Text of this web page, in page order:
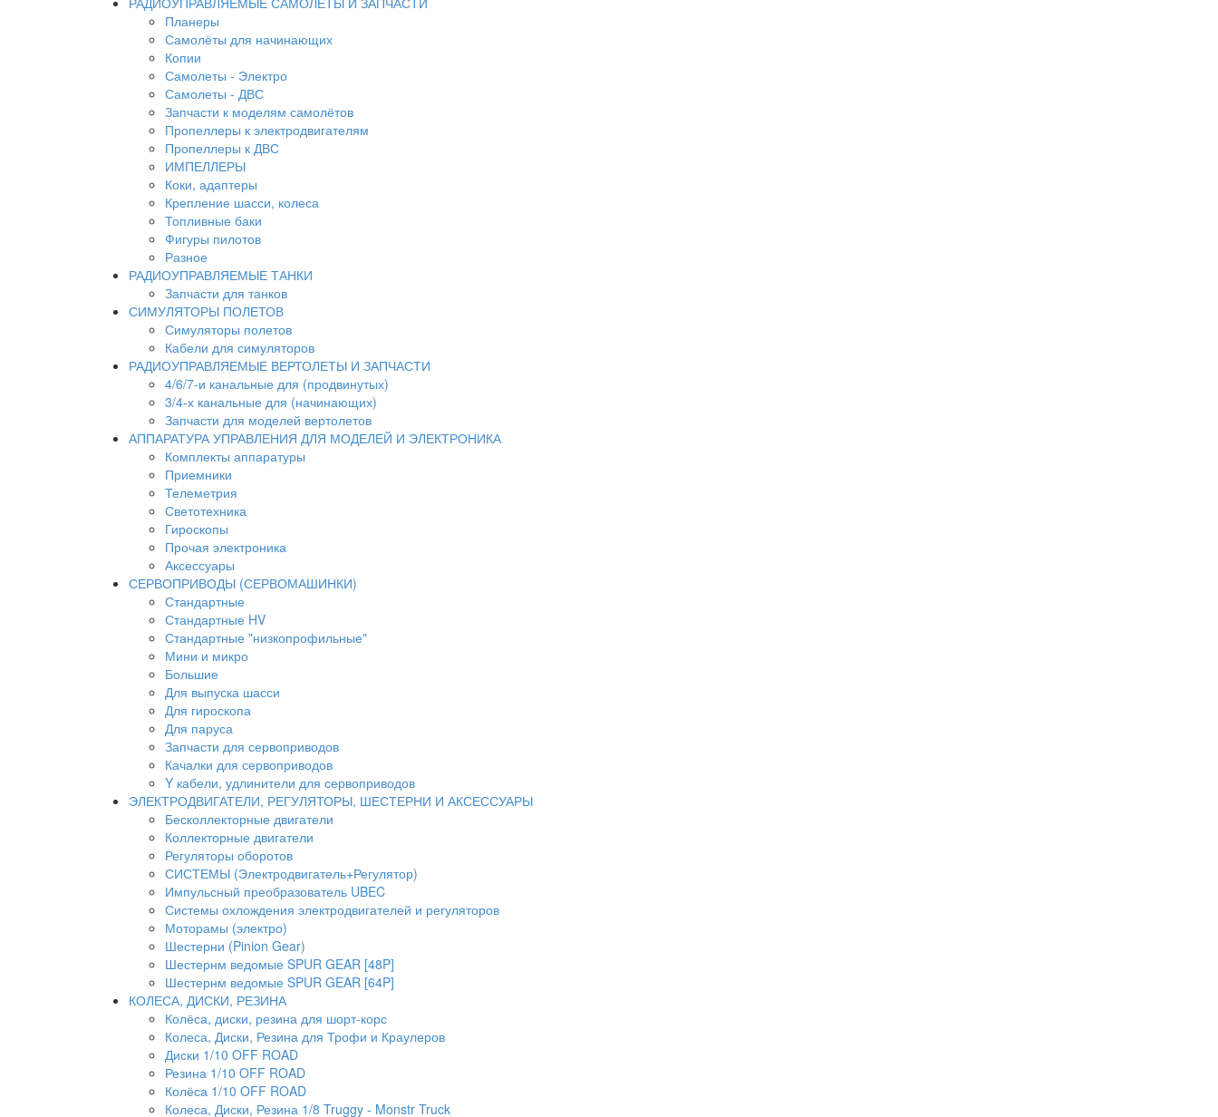
Планеры
Самолёты для начинающих
Копии
Самолеты - Электро
Самолеты - ДВС
Запчасти к моделям самолётов
Пропеллеры к электродвигателям
Пропеллеры к ДВС
ИМПЕЛЛЕРЫ
Коки, адаптеры
Крепление шасси, колеса
Топливные баки
Фигуры пилотов
Разное
РАДИОУПРАВЛЯЕМЫЕ ТАНКИ
Запчасти для танков
СИМУЛЯТОРЫ ПОЛЕТОВ
Симуляторы полетов
Кабели для симуляторов
РАДИОУПРАВЛЯЕМЫЕ ВЕРТОЛЕТЫ И ЗАПЧАСТИ
4/6/7-и канальные для (продвинутых)
3/4-х канальные для (начинающих)
Запчасти для моделей вертолетов
АППАРАТУРА УПРАВЛЕНИЯ ДЛЯ МОДЕЛЕЙ И ЭЛЕКТРОНИКА
Комплекты аппаратуры
Приемники
Телеметрия
Светотехника
Гироскопы
Прочая электроника
Аксессуары
СЕРВОПРИВОДЫ (СЕРВОМАШИНКИ)
Стандартные
Стандартные HV
Стандартные "низкопрофильные"
Мини и микро
Большие
Для выпуска шасси
Для гироскопа
Для паруса
Запчасти для сервоприводов
Качалки для сервоприводов
Y кабели, удлинители для сервоприводов
ЭЛЕКТРОДВИГАТЕЛИ, РЕГУЛЯТОРЫ, ШЕСТЕРНИ И АКСЕССУАРЫ
Бесколлекторные двигатели
Коллекторные двигатели
Регуляторы оборотов
СИСТЕМЫ (Электродвигатель+Регулятор)
Импульсный преобразователь UBEC
Системы охлождения электродвигателей и регуляторов
Моторамы (электро)
Шестерни (Pinion Gear)
Шестернм ведомые SPUR GEAR [48P]
Шестернм ведомые SPUR GEAR [64P]
КОЛЕСА, ДИСКИ, РЕЗИНА
Колёса, диски, резина для шорт-корс
Колеса, Диски, Резина для Трофи и Краулеров
Диски 1/10 OFF ROAD
Резина 1/10 OFF ROAD
Колёса 1/10 OFF ROAD
Колеса, Диски, Резина 1/8 Truggy - Monstr Truck